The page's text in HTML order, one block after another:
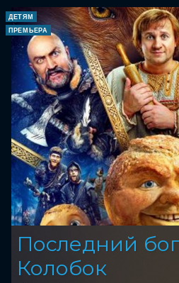
ДЕТЯМ
ПРЕМЬЕРА
Последний
Колобок